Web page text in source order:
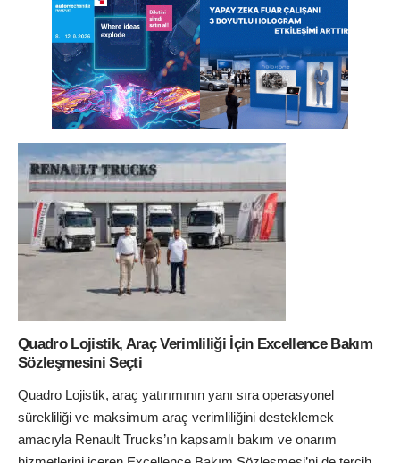
Quadro Lojistik, Araç Verimliliği İçin Excellence Bakım
Sözleşmesini Seçti
Quadro Lojistik, araç yatırımının yanı sıra operasyonel
sürekliliği ve maksimum araç verimliliğini desteklemek
amacıyla Renault Trucks’ın kapsamlı bakım ve onarım